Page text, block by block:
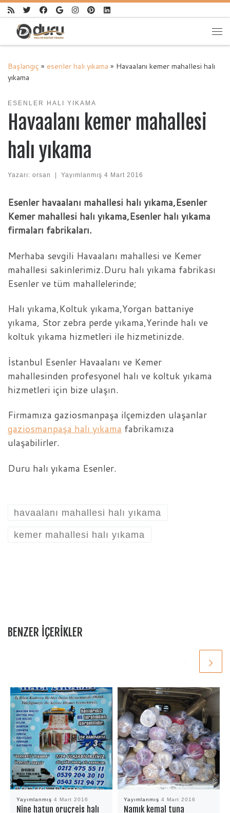
Skip to content
Başlangıç » esenler halı yıkama » Havaalanı kemer mahallesi halı
yıkama
ESENLER HALI YIKAMA
Havaalanı kemer mahallesi
halı yıkama
Yazarı: orsan Yayımlanmış 4 Mart 2016
Esenler havaalanı mahallesi halı yıkama,Esenler
Kemer mahallesi halı yıkama,Esenler halı yıkama
firmaları fabrikaları.
Merhaba sevgili Havaalanı mahallesi ve Kemer
mahallesi sakinlerimiz.Duru halı yıkama fabrikası
Esenler ve tüm mahallelerinde;
Halı yıkama,Koltuk yıkama,Yorgan battaniye
yıkama, Stor zebra perde yıkama,Yerinde halı ve
koltuk yıkama hizmetleri ile hizmetinizde.
İstanbul Esenler Havaalanı ve Kemer
mahallesinden profesyonel halı ve koltuk yıkama
hizmetleri için bize ulaşın.
Firmamıza gaziosmanpaşa ilçemizden ulaşanlar
gaziosmanpaşa halı yıkama fabrikamıza
ulaşabilirler.
Duru halı yıkama Esenler.
havaalanı mahallesi halı yıkama
kemer mahallesi halı yıkama
BENZER IÇERIKLER
Yayımlanmış 4 Mart 2016
Nine hatun oruçreis halı
Yayımlanmış 4 Mart 2016
Namık kemal tuna